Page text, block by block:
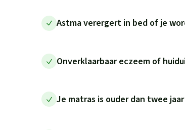
Astma verergert in bed of je
Onverklaarbaar eczeem of
Je matras is ouder dan twee